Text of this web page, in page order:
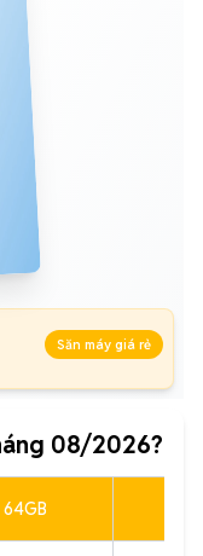
Săn máy giá rẻ
08/2026?
64GB